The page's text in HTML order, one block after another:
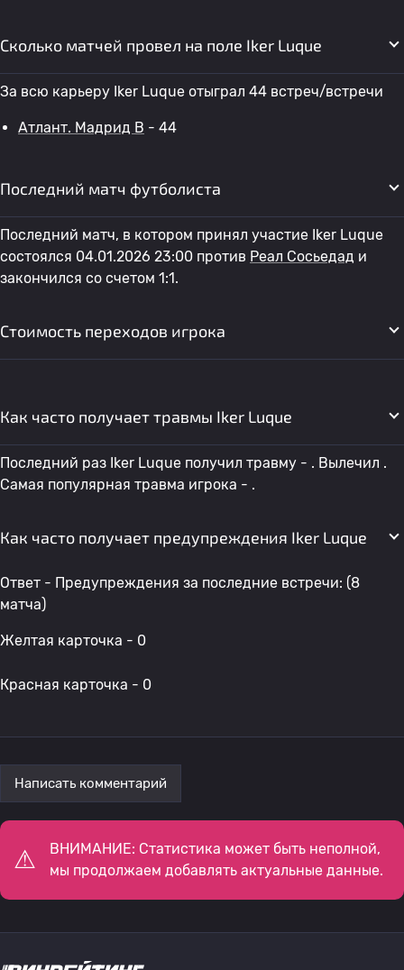
Сколько матчей провел на поле Iker Luque
За всю карьеру Iker Luque отыграл 44 встреч/встречи
Атлант. Мадрид B - 44
Последний матч футболиста
Последний матч, в котором принял участие Iker Luque
состоялся 04.01.2026 23:00 против Реал Сосьедад и
закончился со счетом 1:1.
Стоимость переходов игрока
Как часто получает травмы Iker Luque
Последний раз Iker Luque получил травму - . Вылечил .
Самая популярная травма игрока - .
Как часто получает предупреждения Iker Luque
Ответ - Предупреждения за последние встречи: (8
матча)
Желтая карточка - 0
Красная карточка - 0
Написать комментарий
ВНИМАНИЕ: Статистика может быть неполной,
мы продолжаем добавлять актуальные данные.